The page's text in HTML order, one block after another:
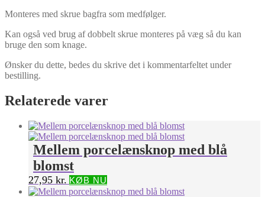
Monteres med skrue bagfra som medfølger.
Kan også ved brug af dobbelt skrue monteres på væg så du kan
bruge den som knage.
Ønsker du dette, bedes du skrive det i kommentarfeltet under
bestilling.
Relaterede varer
Mellem porcelænsknop med blå
blomst
27,95 kr. KØB NU